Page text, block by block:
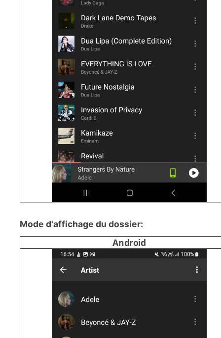
Mode d'affichage du dossier:
Android